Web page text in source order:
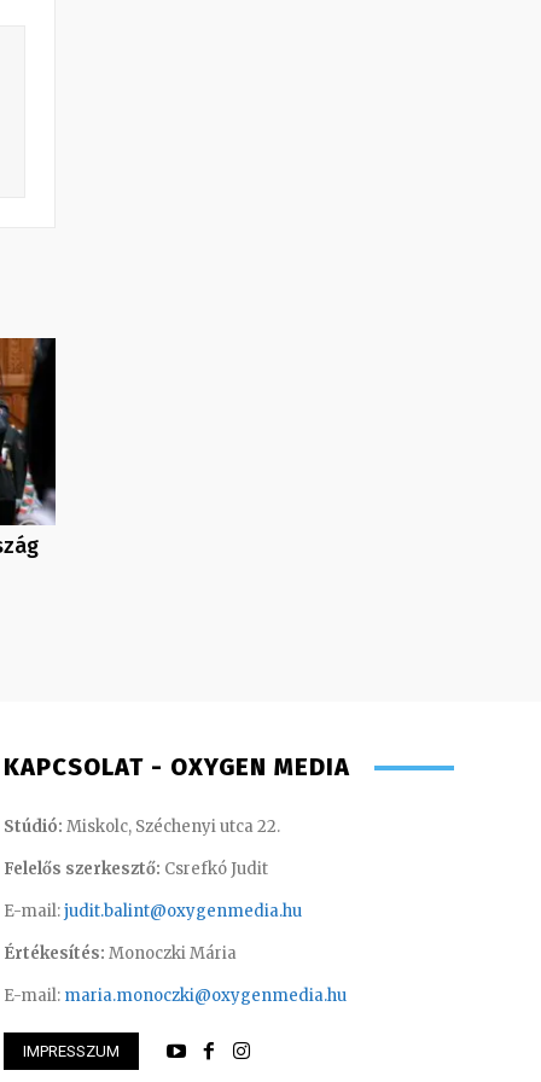
Krisztián – programozó, technikus
KAPCSOLAT - OXYGEN MEDIA
Stúdió: Miskolc, Széchenyi utca 22.
Felelős szerkesztő: Csrefkó Judit
E-mail:judit.balint@oxygenmedia.hu
Értékesítés: Monoczki Mária
E-mail: maria.monoczki@oxygenmedia.hu
IMPRESSZUM